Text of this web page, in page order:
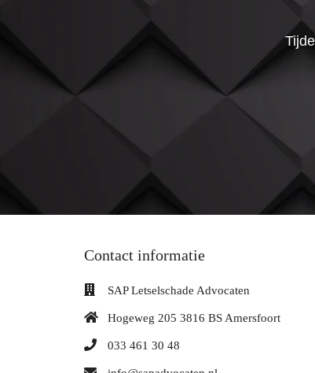
Contact informatie
SAP Letselschade Advocaten
Hogeweg 205 3816 BS Amersfoort
033 461 30 48